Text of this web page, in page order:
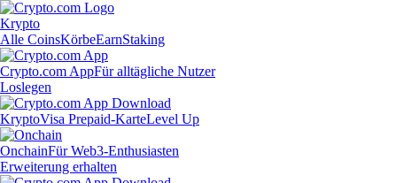
Krypto
Alle CoinsKörbeEarnStaking
Crypto.com AppFür alltägliche Nutzer
Loslegen
KryptoVisa Prepaid-KarteLevel Up
OnchainFür Web3-Enthusiasten
Erweiterung erhalten